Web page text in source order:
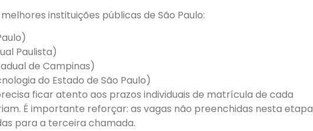
instituições públicas de São Paulo:
Paulista)
de Campinas)
do Estado de São Paulo)
ficar atento aos prazos individuais de matrícula de cada
É importante reforçar: as vagas não preenchidas nesta etapa
para a terceira chamada.